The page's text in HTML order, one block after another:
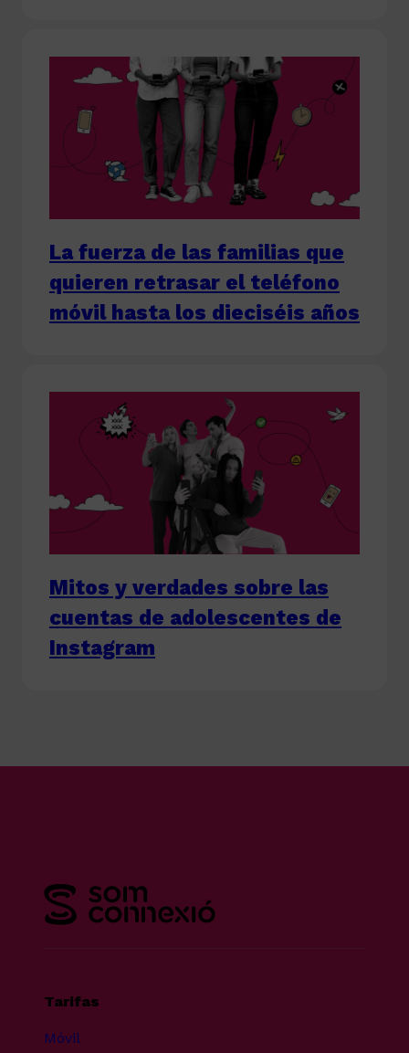
La fuerza de las familias que
quieren retrasar el teléfono
móvil hasta los dieciséis años
Mitos y verdades sobre las
cuentas de adolescentes de
Instagram
Tarifas
Móvil